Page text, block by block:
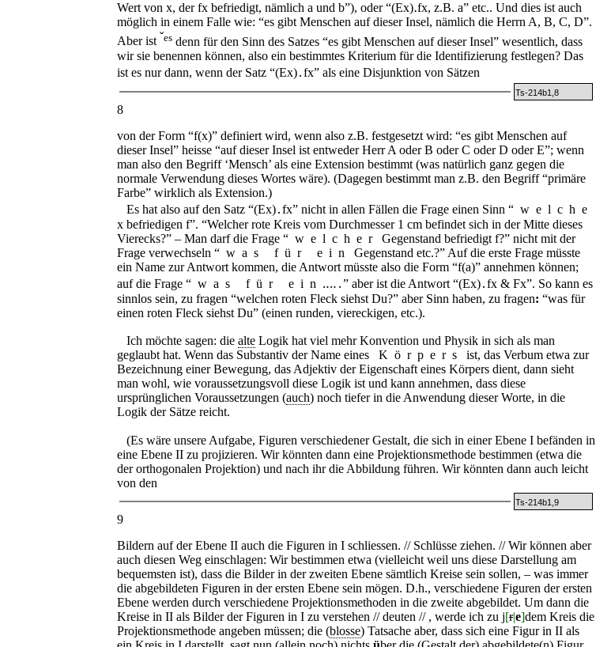
Wert von x, derfx befriedigt, nämlich a und b”), oder “(Ex)․fx, z.B. a” etc.. Und dies ist auch
möglich in einem Falle wie: “es gibt Menschen auf dieser Insel, nämlich die Herrn A, B, C, D”.
Aber istˇes denn für den Sinn des Satzes “es gibt Menschen auf dieser Insel” wesentlich, dass
wir sie benennen können, also ein bestimmtes Kriterium für die Identifizierung festlegen? Das
ist es nur dann, wenn der Satz “(Ex)․fx” als eine Disjunktion von Sätzen
Ts-214b1,8
8
von der Form “f(x)” definiert wird, wenn also z.B. festgesetzt wird: “es gibt Menschen auf
dieser Insel” heisse “auf dieser Insel ist entweder Herr A oder B oder C oder D oder E”; wenn
man also den Begriff ‘Mensch’ als eine Extension bestimmt (was natürlich ganz gegen die
normale Verwendung dieses Wortes wäre). (Dagegen bestimmt man z.B. den Begriff “primäre
Farbe” wirklich als Extension.)
Es hat also auf den Satz “(Ex)․fx” nicht in allen Fällen die Frage einen Sinn “ welche
x befriedigen f”. “Welcher rote Kreis vom Durchmesser 1 cm befindet sich in der Mitte dieses
Vierecks?” – Man darf die Frage “ welcher Gegenstand befriedigt f?” nicht mit der
Frage verwechseln “ was für ein
Gegenstand etc.?” Auf die erste Frage müsste
ein Name zur Antwort kommen, die Antwort müsste also die Form “f(a)” annehmen können;
auf die Frage “ was für ein ‥‥․” aber ist die Antwort “(Ex)․fx & Fx”. So kann es
sinnlos sein, zu fragen “welchen roten Fleck siehst Du?” aber Sinn haben, zu fragen: “was für
einen roten Fleck siehst Du” (einen runden, viereckigen, etc.).
Ich möchte sagen: die alte Logik hat viel mehr Konvention und Physik in sich als man
geglaubt hat. Wenn das Substantiv der Name eines
Körpers
ist, das Verbum etwa zur
Bezeichnung einer Bewegung, das Adjektiv der Eigenschaft eines Körpers dient, dann sieht
man wohl, wie voraussetzungsvoll diese Logik ist und kann annehmen, dass diese
ursprünglichen Voraussetzungen (auch) noch tiefer in die Anwendung dieser Worte, in die
Logik der Sätze reicht.
(Es wäre unsere Aufgabe, Figuren verschiedener Gestalt, die sich in einer Ebene I befänden in
eine Ebene II zu projizieren. Wir könnten dann eine Projektionsmethode bestimmen (etwa die
der orthogonalen Projektion) und nach ihr die Abbildung führen. Wir könnten dann auch leicht
von den
Ts-214b1,9
9
Bildern auf der Ebene II auch die Figuren in I schliessen. // Schlüsse ziehen. // Wir können aber
auch diesen Weg einschlagen: Wir bestimmen etwa (vielleicht weil uns diese Darstellung am
bequemsten ist), dass die Bilder in der zweiten Ebene sämtlich Kreise sein sollen, – was immer
die abgebildeten Figuren in der ersten Ebene sein mögen. D.h., verschiedene Figuren der ersten
Ebene werden durch verschiedene Projektionsmethoden in die zweite abgebildet. Um dann die
Kreise in II als Bilder der Figuren in I zu verstehen // deuten // , werde ich zu j[r|e]dem Kreis die
Projektionsmethode angeben müssen; die (blosse) Tatsache aber, dass sich eine Figur in II als